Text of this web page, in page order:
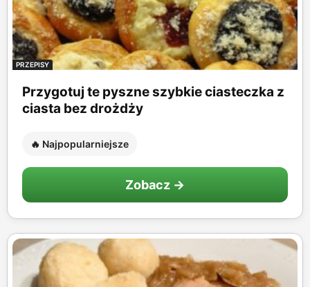
PRZEPISY
Przygotuj te pyszne szybkie ciasteczka z
ciasta bez drożdży
🔥 Najpopularniejsze
Zobacz →